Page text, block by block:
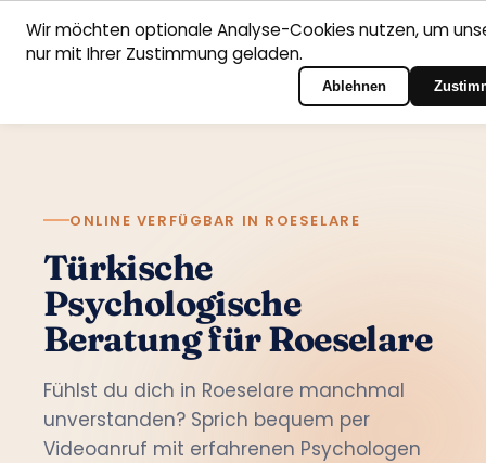
StartseiteFachbereichePsychologen
Deutsch Zum Portal-Login
ONLINE VERFÜGBAR IN ROESELARE
Türkische
Psychologische
Beratung für Roeselare
Fühlst du dich in Roeselare manchmal
unverstanden? Sprich bequem per
Videoanruf mit erfahrenen Psychologen
Wir möchten optionale Analyse-Cookies nutzen, um
nur mit Ihrer Zustimmung geladen.
Ablehnen